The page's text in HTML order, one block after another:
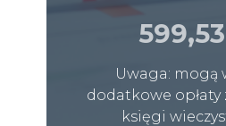
Uwaga: mogą
dodatkowe opłaty
księgi